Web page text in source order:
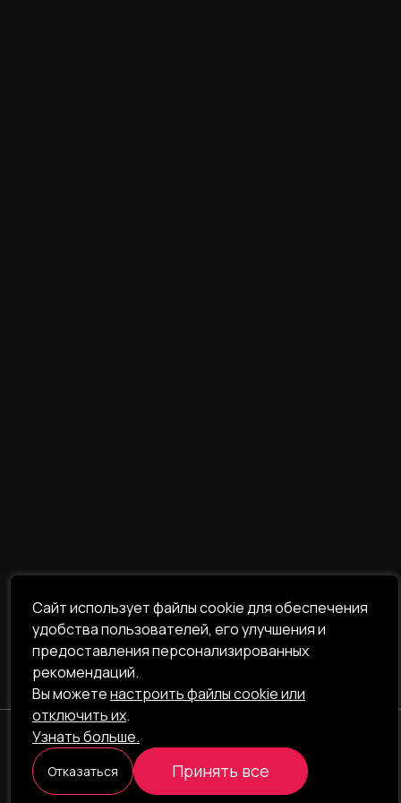
ILAVISTA
Product Development
Сайт использует файлы cookie для обеспечения
удобства пользователей, его улучшения и
предоставления персонализированных
рекомендаций.
Вы можетенастроить файлы cookie или
отключить их.
Узнать больше.
Отказаться Принять все